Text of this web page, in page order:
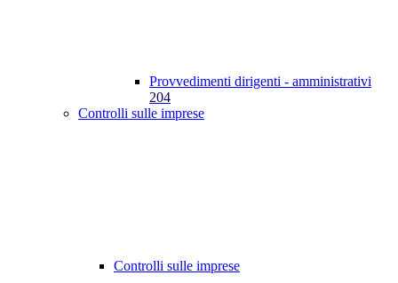
Provvedimenti dirigenti - amministrativi
204
Controlli sulle imprese
Controlli sulle imprese